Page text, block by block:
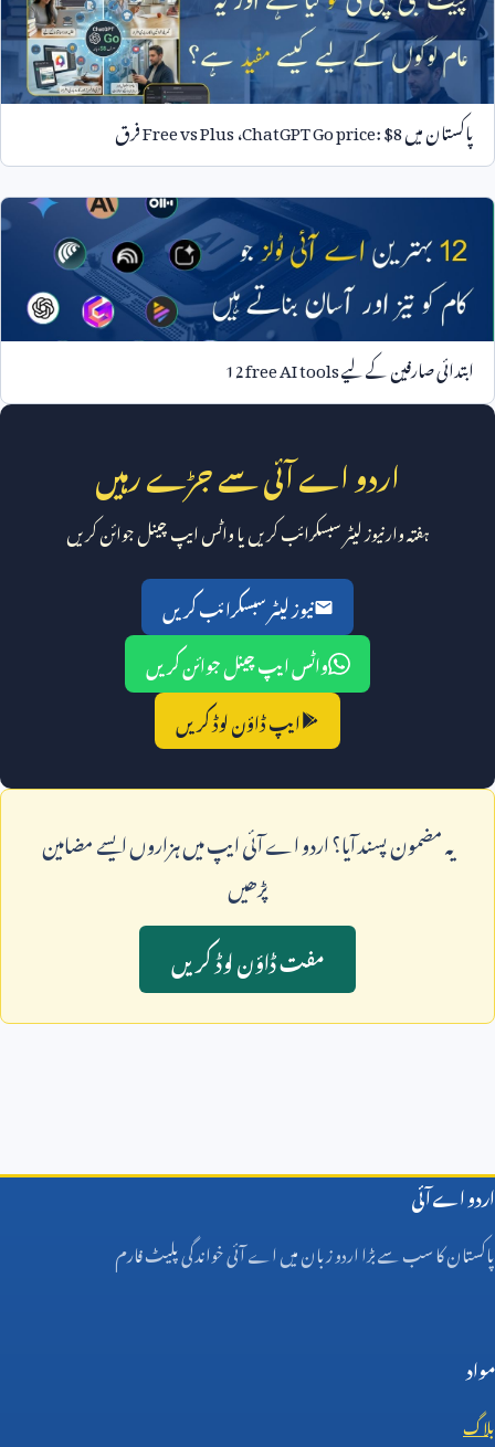
پاکستان میںChatGPT Go price: $8،Free vs Plusفرق
ابتدائی صارفین کے لیے12 free AI tools
اردو اے آئی سے جڑے رہیں
ہفتہ وار نیوز لیٹر سبسکرائب کریں یا واٹس ایپ چینل جوائن کریں
نیوز لیٹر سبسکرائب کریں
واٹس ایپ چینل جوائن کریں
ایپ ڈاؤن لوڈ کریں
يہ مضمون پسند آيا؟ اردو اے آئی ايپ ميں ہزاروں ايسے مضامين
پڑھيں
مفت ڈاؤن لوڈ کريں
اردو اے آئی
پاکستان کا سب سے بڑا اردو زبان میں اے آئی خواندگی پلیٹ فارم
مواد
بلاگ